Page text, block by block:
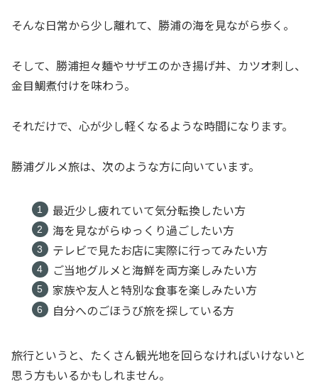
そんな日常から少し離れて、勝浦の海を見ながら歩く。
そして、勝浦担々麺やサザエのかき揚げ丼、カツオ刺し、
金目鯛煮付けを味わう。
それだけで、心が少し軽くなるような時間になります。
勝浦グルメ旅は、次のような方に向いています。
最近少し疲れていて気分転換したい方
海を見ながらゆっくり過ごしたい方
テレビで見たお店に実際に行ってみたい方
ご当地グルメと海鮮を両方楽しみたい方
家族や友人と特別な食事を楽しみたい方
自分へのごほうび旅を探している方
旅行というと、たくさん観光地を回らなければいけないと
思う方もいるかもしれません。